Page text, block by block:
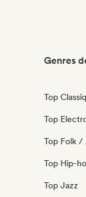
Genres
Top
Top
Top Folk /
Top Hip-
Top Jazz